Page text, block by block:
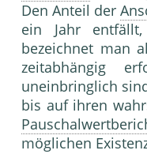
Den Anteil der
ein Jahr
bezeichnet man
zeitabhängig
uneinbringlich
bis auf ihren
möglichen